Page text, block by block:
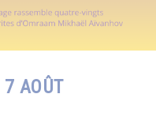
7 AOÛT